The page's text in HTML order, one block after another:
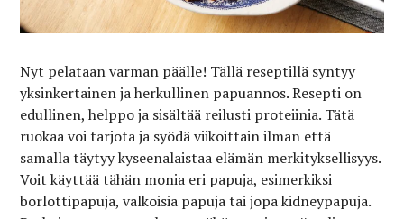
Nyt pelataan varman päälle! Tällä reseptillä syntyy
yksinkertainen ja herkullinen papuannos. Resepti on
edullinen, helppo ja sisältää reilusti proteiinia. Tätä
ruokaa voi tarjota ja syödä viikoittain ilman että
samalla täytyy kyseenalaistaa elämän merkityksellisyys.
Voit käyttää tähän monia eri papuja, esimerkiksi
borlottipapuja, valkoisia papuja tai jopa kidneypapuja.